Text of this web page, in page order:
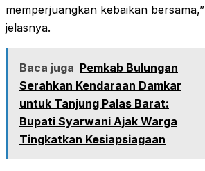
memperjuangkan kebaikan bersama,”
jelasnya.
Baca juga Pemkab Bulungan
Serahkan Kendaraan Damkar
untuk Tanjung Palas Barat:
Bupati Syarwani Ajak Warga
Tingkatkan Kesiapsiagaan